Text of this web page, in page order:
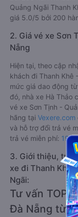
Quảng Ngãi Thanh
giá 5.0/5 bởi 200
2. Giá vé xe Sơn
Nẵng
Hiện tại, theo cập
khách đi Thanh Khê
mức giá dao động
đó, nhà xe Hà Thảo
vé xe Sơn Tịnh -
hãng tại Vexere.com
và hỗ trợ đổi trả vé
trả vé miễn phí:
3. Giới thiệu, tư
xe đi Thanh Khê
Ngãi:
Tư vấn TOP
Đà Nẵng từ